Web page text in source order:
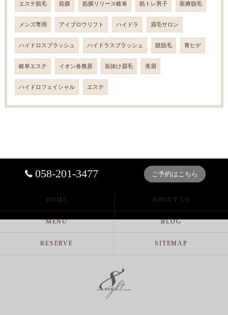
エステ脱毛 筋膜 筋膜リリース岐阜 筋トレ男子 医療脱毛
メンズ専用 アイブロウリフト ハイドラ 眉毛サロン
ハイドロスプラッシュ ハイドラスプラッシュ 髭脱毛 青ヒゲ
岐阜エステ イオン各務原 垢抜け眉毛 美眉
ハイドロフェイシャル エステ
058-201-3477 ご予約はこちら
HOME ABOUT US
MENU BLOG
RESERVE SITEMAP